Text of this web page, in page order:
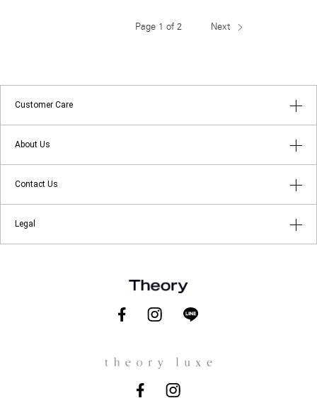
Page 1 of 2 Next
Customer Care
はじめてのお客様へ
よくあるご質問
返品・キャンセルについて
店舗受け取りサービス
ギフトラッピングサービス
About Us
アプリメンバーシップ
ショップリスト
Theory at Your Service
About Theory
Contact Us
お問い合わせ
メールマガジン登録
Legal